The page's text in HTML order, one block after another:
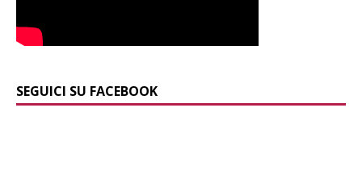
SEGUICI SU FACEBOOK